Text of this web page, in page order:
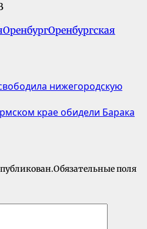
ОренбургОренбургская
нижегородскую
крае обидели Барака
Обязательные поля